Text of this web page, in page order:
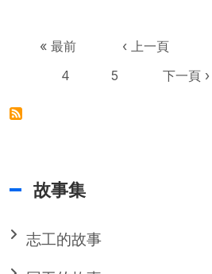
Pagination
First page
« 最前 Previous page
‹ 上一頁
Page
4 Page
5 下一頁
下一頁 ›
故事集
志工的故事